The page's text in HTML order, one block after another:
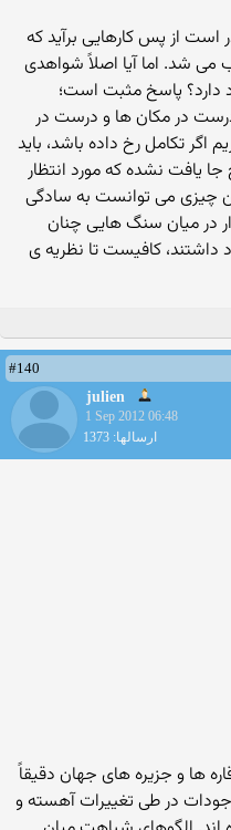
است از پس کارهایی برآید که
می شد. اما آیا اصلاً شواهدی
دارد؟ پاسخ مثبت است؛
در مکان ها و درست در
اگر تکامل رخ داده باشد، باید
یافت نشده که مورد انتظار
چیزی می توانست به سادگی
در میان سنگ هایی چنان
داشتند، کافیست تا نظریه ی
#140
julien
1 Sep 2012 06:48
ارسالها: 1373
ها و جزیره های جهان دقیقاً
در طی تغییرات آهسته و